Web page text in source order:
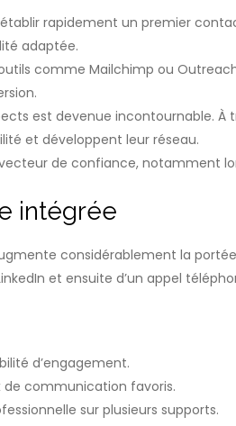
rapidement un premier
adaptée.
comme Mailchimp ou
est devenue incontournable.
et développent leur réseau.
de confiance, notamment
intégrée
considérablement la
et ensuite d’un appel
d’engagement.
de communication favoris.
sur plusieurs supports.